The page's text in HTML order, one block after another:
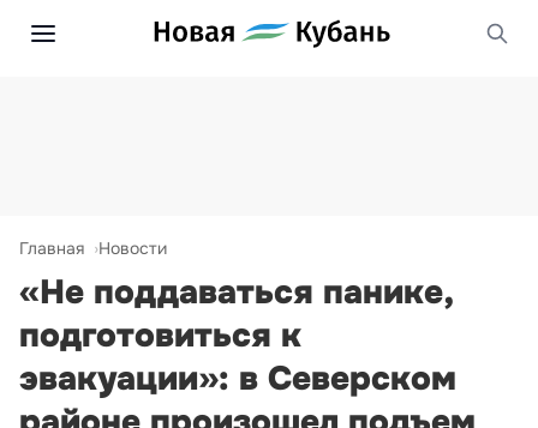
Главная Новости
«Не поддаваться панике,
подготовиться к
эвакуации»: в Северском